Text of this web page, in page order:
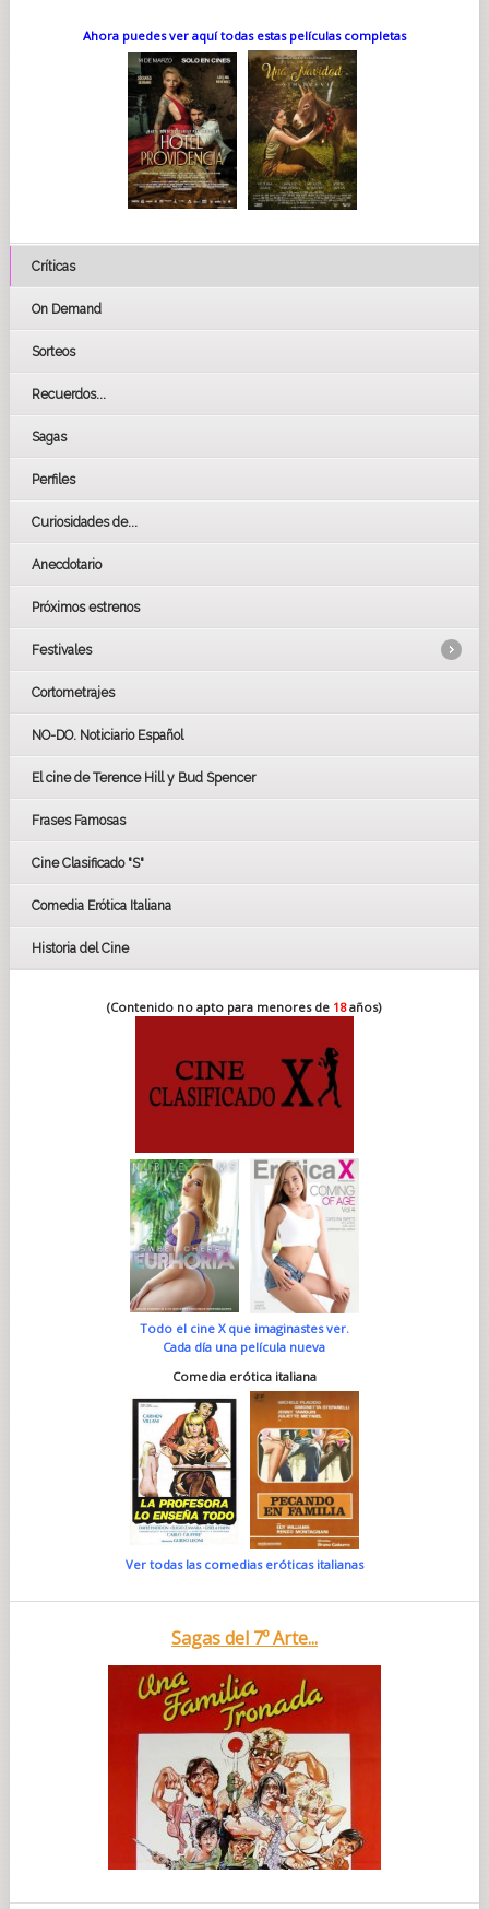
Ahora puedes ver aquí todas estas películas completas
Críticas
On Demand
Sorteos
Recuerdos...
Sagas
Perfiles
Curiosidades de...
Anecdotario
Próximos estrenos
Festivales
LOS OSCARS
GOYAS
BAFTA
Cortometrajes
NO-DO. Noticiario Español
El cine de Terence Hill y Bud Spencer
Frases Famosas
Cine Clasificado "S"
Comedia Erótica Italiana
Historia del Cine
(Contenido no apto para menores de 18años)
Todo el cine X que imaginastes ver.
Cada día una película nueva
Comedia erótica italiana
Ver todas las comedias eróticas italianas
Sagas del 7º Arte...